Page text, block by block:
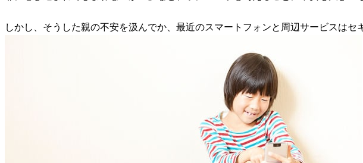
しかし、そうした親の不安を汲んでか、最近のスマートフォンと周辺サービスはセ